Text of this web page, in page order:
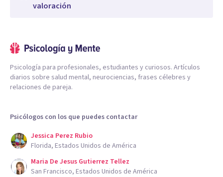
valoración
Psicología para profesionales, estudiantes y curiosos. Artículos
diarios sobre salud mental, neurociencias, frases célebres y
relaciones de pareja.
Psicólogos con los que puedes contactar
Jessica Perez Rubio
Florida, Estados Unidos de América
Maria De Jesus Gutierrez Tellez
San Francisco, Estados Unidos de América